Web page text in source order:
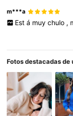
m***a
Est á muy chulo ,
Fotos destacadas de